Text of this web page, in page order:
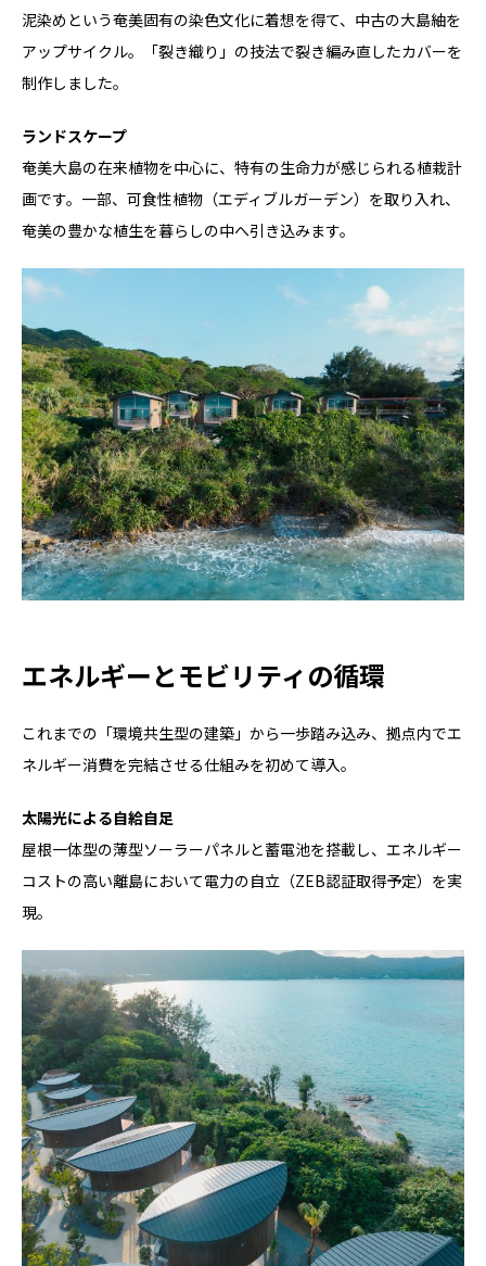
泥染めという奄美固有の染色文化に着想を得て、中古の大島紬を
アップサイクル。「裂き織り」の技法で裂き編み直したカバーを
制作しました。
ランドスケープ
奄美大島の在来植物を中心に、特有の生命力が感じられる植栽計
画です。一部、可食性植物（エディブルガーデン）を取り入れ、
奄美の豊かな植生を暮らしの中へ引き込みます。
エネルギーとモビリティの循環
これまでの「環境共生型の建築」から一歩踏み込み、拠点内でエ
ネルギー消費を完結させる仕組みを初めて導入。
太陽光による自給自足
屋根一体型の薄型ソーラーパネルと蓄電池を搭載し、エネルギー
コストの高い離島において電力の自立（ZEB認証取得予定）を実
現。